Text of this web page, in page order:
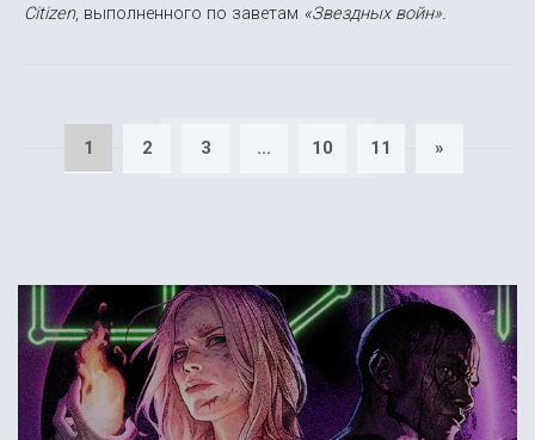
Citizen, выполненного по заветам «Звездных войн».
1 2 3 ... 10 11 »